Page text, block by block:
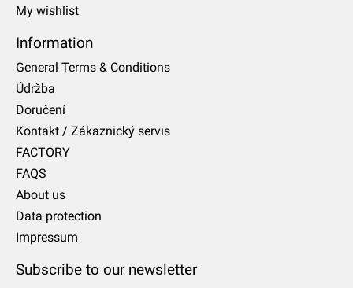
My wishlist
Information
General Terms & Conditions
Údržba
Doručení
Kontakt / Zákaznický servis
FACTORY
FAQS
About us
Data protection
Impressum
Subscribe to our newsletter